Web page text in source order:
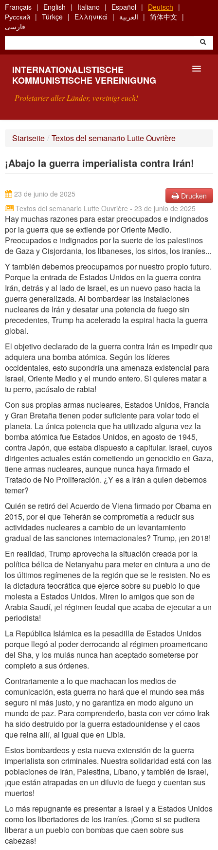
Skip
to
main
content
Français English Italiano Español
Deutsch
Русский
Türkçe Ελληνικά العربية
简体中文
فارسی
INTERNATIONALISTISCHE
KOMMUNISTISCHE VEREINIGUNG
Proletarier aller Länder, vereinigt euch!
SUCHE
KONTAKT
Startseite / Textos del semanario Lutte Ouvrière
¡Abajo la guerra imperialista contra Irán!
Drucken
Textos del semanario Lutte Ouvrière - 23 de junio de 2025
23 de junio de 2025
Hay muchas razones para estar preocupados e indignados
por la guerra que se extiende por Oriente Medio.
Preocupados e indignados por la suerte de los palestinos
de Gaza y Cisjordania, los libaneses, los sirios, los iraníes...
Y también debemos preocuparnos por nuestro propio futuro.
Porque la entrada de Estados Unidos en la guerra contra
Irán, detrás y al lado de Israel, es un nuevo paso hacia la
guerra generalizada. Al bombardear las instalaciones
nucleares de Irán y desatar una potencia de fuego sin
precedentes, Trump ha acelerado la espiral hacia la guerra
global.
El objetivo declarado de la guerra contra Irán es impedir que
adquiera una bomba atómica. Según los líderes
occidentales, esto supondría una amenaza existencial para
Israel, Oriente Medio y el mundo entero. Si quieres matar a
tu perro, ¡acúsalo de rabia!
Con sus propias armas nucleares, Estados Unidos, Francia
y Gran Bretaña tienen poder suficiente para volar todo el
planeta. La única potencia que ha utilizado alguna vez la
bomba atómica fue Estados Unidos, en agosto de 1945,
contra Japón, que estaba dispuesto a capitular. Israel, cuyos
dirigentes actuales están cometiendo un genocidio en Gaza,
tiene armas nucleares, aunque nunca haya firmado el
Tratado de No Proliferación. ¿Y es a Irán a quien debemos
temer?
Quién se retiró del Acuerdo de Viena firmado por Obama en
2015, por el que Teherán se comprometía a reducir sus
actividades nucleares a cambio de un levantamiento
gradual de las sanciones internacionales? Trump, ¡en 2018!
En realidad, Trump aprovecha la situación creada por la
política bélica de Netanyahu para meter en cintura a uno de
los últimos regímenes de la región que se le resisten. No es
la dictadura teocrática que ejerce sobre su pueblo lo que
molesta a Estados Unidos. Miren lo amigos que son de
Arabia Saudí, ¡el régimen feudal que acaba de ejecutar a un
periodista!
La República Islámica es la pesadilla de Estados Unidos
porque llegó al poder derrocando al régimen proamericano
del Sha, y los mulás nunca han aceptado someterse por
completo a sus órdenes.
Contrariamente a lo que machacan los medios de
comunicación, esta guerra no hará que el mundo sea más
seguro ni más justo, y no garantiza en modo alguno un
mundo de paz. Para comprenderlo, basta con ver cómo Irak
ha sido destruido por la guerra estadounidense y el caos
que reina allí, al igual que en Libia.
Estos bombardeos y esta nueva extensión de la guerra
imperialista son criminales. Nuestra solidaridad está con las
poblaciones de Irán, Palestina, Líbano, y también de Israel,
¡que están atrapadas en un diluvio de fuego y cuentan sus
muertos!
Lo más repugnante es presentar a Israel y a Estados Unidos
como los libertadores de los iraníes. ¡Como si se pudiera
liberar a un pueblo con bombas que caen sobre sus
cabezas!